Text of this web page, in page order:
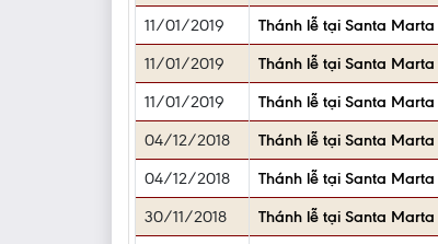
11/01/2019
Thánh lễ tại Santa
11/01/2019
Thánh lễ tại Santa
11/01/2019
Thánh lễ tại Santa
04/12/2018
Thánh lễ tại Santa
04/12/2018
Thánh lễ tại Santa
30/11/2018
Thánh lễ tại Santa